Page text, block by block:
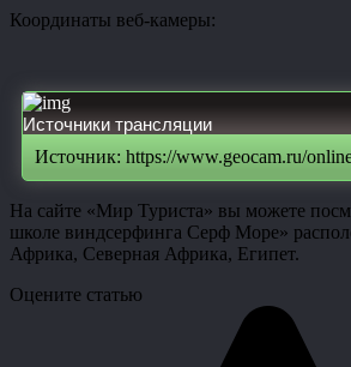
Координаты веб-камеры:
Источники трансляции
Источник: https://www.geocam.ru/
На сайте «Мир Туриста» вы можете
школе виндсерфинга Серф Море»
Африка, Северная Африка, Египет.
Оцените статью